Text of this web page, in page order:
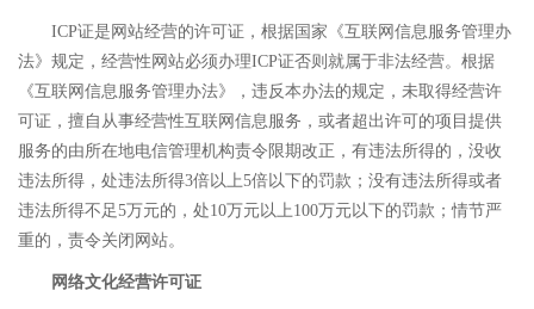
ICP证是网站经营的许可证，根据国家《互联网信息服务管理办
法》规定，经营性网站必须办理ICP证否则就属于非法经营。根据
《互联网信息服务管理办法》，违反本办法的规定，未取得经营许
可证，擅自从事经营性互联网信息服务，或者超出许可的项目提供
服务的由所在地电信管理机构责令限期改正，有违法所得的，没收
违法所得，处违法所得3倍以上5倍以下的罚款；没有违法所得或者
违法所得不足5万元的，处10万元以上100万元以下的罚款；情节严
重的，责令关闭网站。
网络文化经营许可证